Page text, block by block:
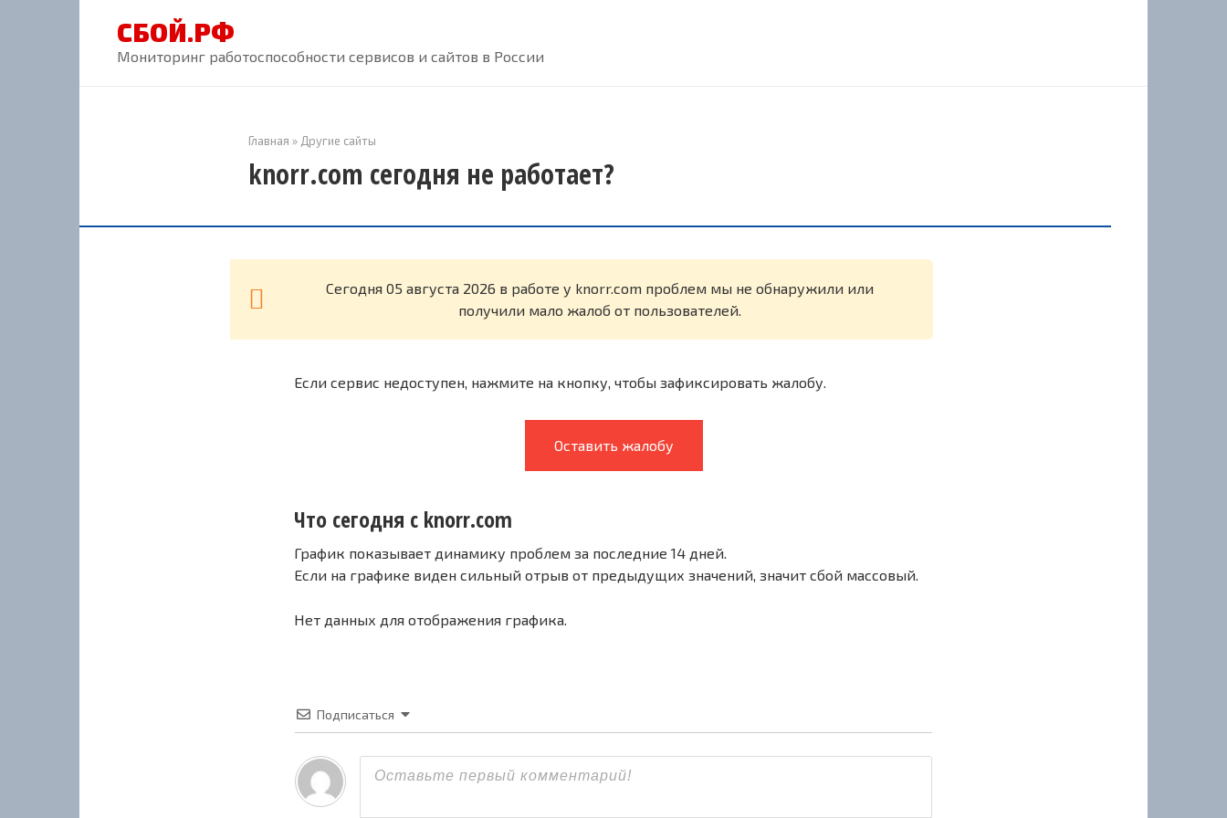
СБОЙ.РФ
Мониторинг работоспособности сервисов и сайтов в России
Главная » Другие сайты
knorr.com сегодня не работает?
Cегодня 05 августа 2026 в работе у knorr.com проблем мы не обнаружили или
получили мало жалоб от пользователей.
Если сервис недоступен, нажмите на кнопку, чтобы зафиксировать жалобу.
Оставить жалобу
Что сегодня с knorr.com
График показывает динамику проблем за последние 14 дней.
Если на графике виден сильный отрыв от предыдущих значений, значит сбой массовый.
Нет данных для отображения графика.
Подписаться